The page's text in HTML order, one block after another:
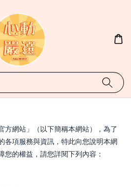
方網站」（以下簡稱本網站），為了
各項服務與資訊，特此向您說明本網
您的權益，請您詳閱下列內容：